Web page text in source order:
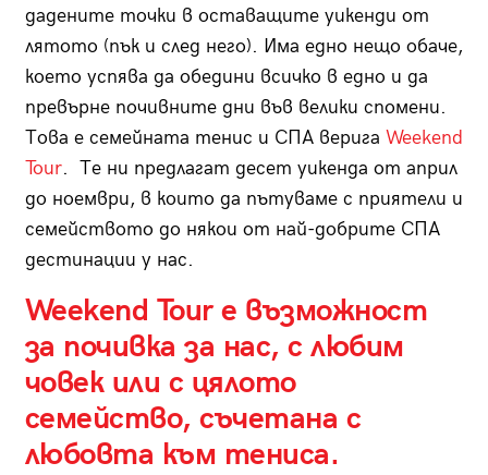
дадените точки в оставащите уикенди от
лятото (пък и след него). Има едно нещо обаче,
което успява да обедини всичко в едно и да
превърне почивните дни във велики спомени.
Това е семейната тенис и СПА верига Weekend
Tour. Те ни предлагат десет уикенда от април
до ноември, в които да пътуваме с приятели и
семейството до някои от най-добрите СПА
дестинации у нас.
Weekend Tour е възможност
за почивка за нас, с любим
човек или с цялото
семейство, съчетана с
любовта към тениса.